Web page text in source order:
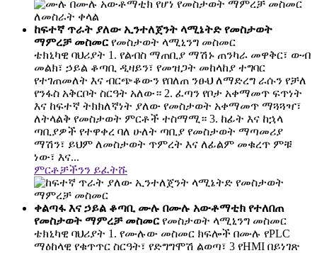
ከፍተኛ ጥራት ያለው ኢንተለጀንት ላሚኔትድ የመስታወት
ማምረቻ መስመር የመስታወት ላሚኒንግ መስመር
ቴክኒካዊ ባህሪያት 1. የልብስ ማጠቢያ ማሽኑ ጠንካራ መዋቅር፣ ውብ
መልክ፣ ኃይል ቆጣቢ ዲዛይን፣ የመዝጋት መከላከያ ተግባር
የተገጠመለት እና ብርጭቆውን የበለጠ ንፁህ ለማድረግ ራሱን የቻለ
የንፋስ አቅርቦት ስርዓት አለው። 2. ፈጣን የቦታ አቀማመጥ ፍጥነት
እና ከፍተኛ ትክክለኛነት ያለው የመስታወት አቀማመጥ ማጓጓዣ፣
ለትላልቅ የመስታወት ምርቶች ተስማሚ። 3. ከፊት እና ከኋላ
ጣቢያዎች የተዋቀረ ባለ ሁለት ጣቢያ የመስታወት ማጣመሪያ
ማሽን፣ ይህም ለመስታወት ጥምረት እና ለፊልም መቁረጥ ምቹ
ነው፣ እና...
ምርቶቻችንን ይፈትሹ
ቀልጣፋ እና ኃይል ቆጣቢ ሙሉ በሙሉ አውቶማቲክ የተለበጠ
የመስታወት ማምረቻ መስመር የመስታወት ላሚኒንግ መስመር
ቴክኒካዊ ባህሪያት 1. የሙሉው መስመር ክፍሎች በሙሉ የPLC
ማዕከላዊ የቁጥጥር ስርዓት፣ የድግግሞሽ ልወጣ፣ 3 የHMI በይነገጽ